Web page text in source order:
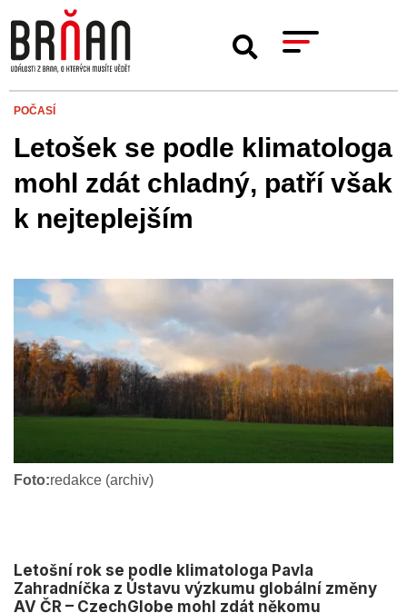
POČASÍ
Letošek se podle klimatologa
mohl zdát chladný, patří však
k nejteplejším
Foto:redakce (archiv)
Letošní rok se podle klimatologa Pavla
Zahradníčka z Ústavu výzkumu globální změny
AV ČR – CzechGlobe mohl zdát někomu